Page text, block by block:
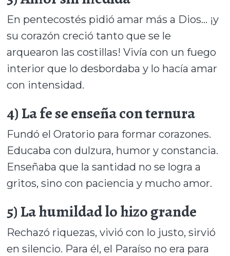
En pentecostés pidió amar más a Dios… ¡y
su corazón creció tanto que se le
arquearon las costillas! Vivía con un fuego
interior que lo desbordaba y lo hacía amar
con intensidad.
4) La fe se enseña con ternura
Fundó el Oratorio para formar corazones.
Educaba con dulzura, humor y constancia.
Enseñaba que la santidad no se logra a
gritos, sino con paciencia y mucho amor.
5) La humildad lo hizo grande
Rechazó riquezas, vivió con lo justo, sirvió
en silencio. Para él, el Paraíso no era para